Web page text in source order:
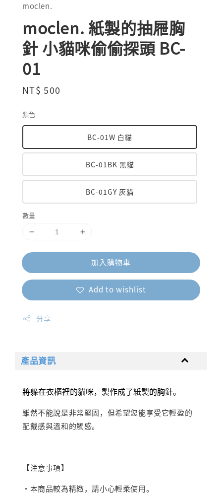
moclen.
moclen. 紙製的抽屜胸
針 小貓咪偷偷探頭 BC-
01
Regular
NT$ 500
顏色
BC-01W 白貓
BC-01BK 黑貓
BC-01GY 灰貓
數量
加入購物車
Add to wishlist
分享
產品資訊
將躲在衣櫃裡的貓咪，製作成了紙製的胸針。
雖然不能說是非常堅固，但希望您能享受它輕盈的
配戴感與溫和的觸感。
【注意事項】
・本商品較為精緻，請小心輕柔使用。